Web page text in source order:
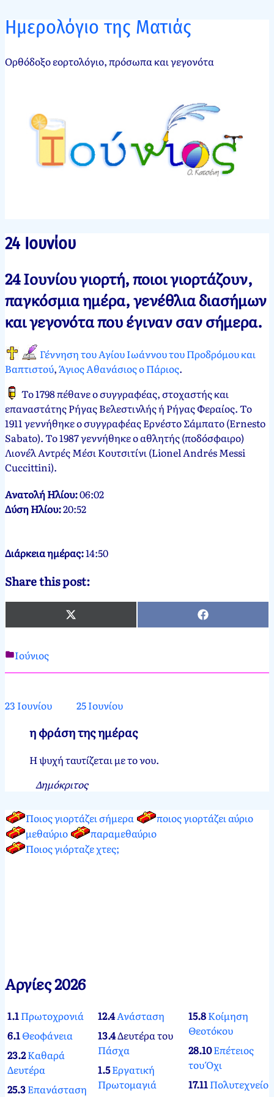
Ημερολόγιο της Ματιάς
Ορθόδοξο εορτολόγιο, πρόσωπα και γεγονότα
24 Ιουνίου
Νεκτάριος
Παπασπύρου
Ιουνίου,
201224
Ιουνίου,
2024
24 Ιουνίου γιορτή, ποιοι γιορτάζουν,
παγκόσμια ημέρα, γενέθλια διασήμων
και γεγονότα που έγιναν σαν σήμερα.
Γέννηση του Αγίου Ιωάννου του Προδρόμου και
Βαπτιστού,Άγιος Αθανάσιος ο Πάριος.
Το 1798 πέθανε ο συγγραφέας, στοχαστής και
επαναστάτης Ρήγας Βελεστινλής ή Ρήγας Φεραίος. Το
1911 γεννήθηκε ο συγγραφέας Ερνέστο Σάμπατο (Ernesto
Sabato). Το 1987 γεννήθηκε ο αθλητής (ποδόσφαιρο)
Λιονέλ Αντρές Μέσι Κουτσιτίνι (Lionel Andrés Messi
Cuccittini).
Ανατολή Ηλίου:06:02
Δύση Ηλίου:20:52
Διάρκεια ημέρας:14:50
Share this post:
X
(Twitter)
Facebook
Νεκτάριος
24
2012
Ιουνίου,
Ιούνιος
23 Ιουνίου 25 Ιουνίου
η φράση της ημέρας
Η ψυχή ταυτίζεται με το νου.
Δημόκριτος
Ποιος γιορτάζει σήμερα
ποιος γιορτάζει αύριο
μεθαύριο
παραμεθαύριο
Ποιος γιόρταζε χτες;
Αργίες 2026
1.1Πρωτοχρονιά
6.1Θεοφάνεια
23.2Καθαρά
Δευτέρα
25.3Επανάσταση
12.4Ανάσταση
13.4Δευτέρα του
Πάσχα
1.5Εργατική
Πρωτομαγιά
15.8Κοίμηση
Θεοτόκου
28.10Επέτειος
του Όχι
17.11Πολυτεχνείο